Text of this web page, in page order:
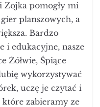
Zojka pomogły mi
planszowych, a
Bardzo
edukacyjne, nasze
Żółwie, Śpiące
wykorzystywać
uczę je czytać i
zabieramy ze